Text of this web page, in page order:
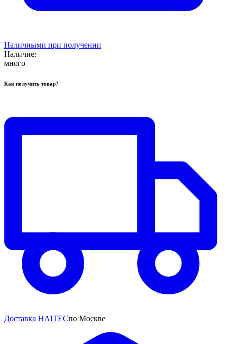
Наличными при получении
Наличие:
много
Как получить товар?
Доставка HAITECпо Москве